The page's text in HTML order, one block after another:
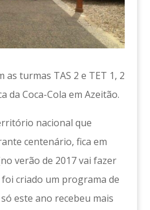
as turmas TAS 2 e TET 1, 2
da Coca-Cola em Azeitão.
nacional que
centenário, fica em
verão de 2017 vai fazer
foi criado um programa de
este ano recebeu mais